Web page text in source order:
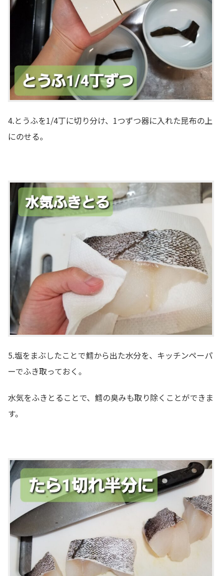
4.とうふを1/4丁に切り分け、1つずつ器に入れた昆布の上
にのせる。
5.塩をまぶしたことで鱈から出た水分を、キッチンペーパ
ーでふき取っておく。
水気をふきとることで、鱈の臭みも取り除くことができま
す。